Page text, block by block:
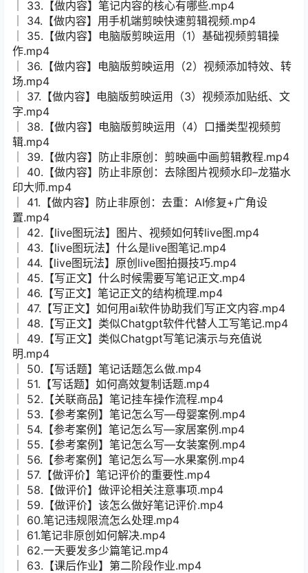
│ 33.【做内容】笔记内容的核心有哪些.mp4
│ 34.【做内容】用手机端剪映快速剪辑视频.mp4
│ 35.【做内容】电脑版剪映运用（1）基础视频剪辑操
作.mp4
│ 36.【做内容】电脑版剪映运用（2）视频添加特效、转
场.mp4
│ 37.【做内容】电脑版剪映运用（3）视频添加贴纸、文
字.mp4
│ 38.【做内容】电脑版剪映运用（4）口播类型视频剪
辑.mp4
│ 39.【做内容】防止非原创：剪映画中画剪辑教程.mp4
│ 40.【做内容】防止非原创：去除图片视频水印–龙猫水
印大师.mp4
│ 41.【做内容】防止非原创：去重：AI修复+广角设
置.mp4
│ 42.【live图玩法】图片、视频如何转live图.mp4
│ 43.【live图玩法】什么是live图笔记.mp4
│ 44.【live图玩法】原创live图拍摄技巧.mp4
│ 45.【写正文】什么时候需要写笔记正文.mp4
│ 46.【写正文】笔记正文的结构梳理.mp4
│ 47.【写正文】如何用ai软件协助我们写正文内容.mp4
│ 48.【写正文】类似Chatgpt软件代替人工写笔记.mp4
│ 49.【写正文】类似Chatgpt写笔记演示与充值说
明.mp4
│ 50.【写话题】笔记话题怎么做.mp4
│ 51.【写话题】如何高效复制话题.mp4
│ 52.【关联商品】笔记挂车操作流程.mp4
│ 53.【参考案例】笔记怎么写—母婴案例.mp4
│ 54.【参考案例】笔记怎么写—家居案例.mp4
│ 55.【参考案例】笔记怎么写—女装案例.mp4
│ 56.【参考案例】笔记怎么写—水果案例.mp4
│ 57.【做评价】笔记评价的重要性.mp4
│ 58.【做评价】做评论相关注意事项.mp4
│ 59.【做评价】该怎么做好笔记评价.mp4
│ 60.笔记违规限流怎么处理.mp4
│ 61.笔记非原创如何解决.mp4
│ 62.一天要发多少篇笔记.mp4
│ 63.【课后作业】第二阶段作业.mp4